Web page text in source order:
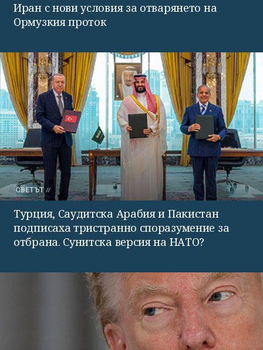
Иран с нови условия за отварянето на
Ормузкия проток
СВЕТЪТ
Турция, Саудитска Арабия и Пакистан
подписаха тристранно споразумение за
отбрана. Сунитска версия на НАТО?